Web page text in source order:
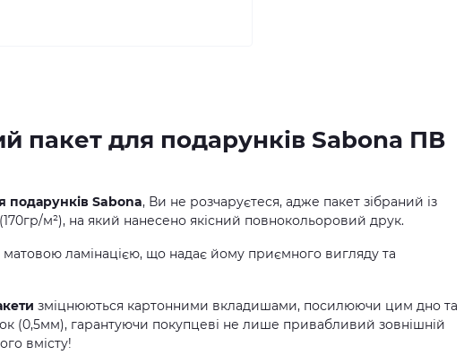
пакет для подарунків Sabona ПВ
подарунків Sabona, Ви не розчаруєтеся, адже пакет зібраний із
м²), на який нанесено якісний повнокольоровий друк.
ламінацією, що надає йому приємного вигляду та
зміцнюються картонними вкладишами, посилюючи цим дно та
(0,5мм), гарантуючи покупцеві не лише привабливий зовнішній
вмісту!